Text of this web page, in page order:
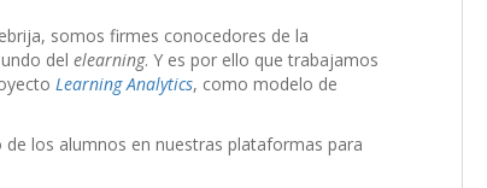
somos firmes conocedores de la
del elearning. Y es por ello que trabajamos
Learning Analytics, como modelo de
los alumnos en nuestras plataformas para